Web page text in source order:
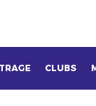
CLUBS